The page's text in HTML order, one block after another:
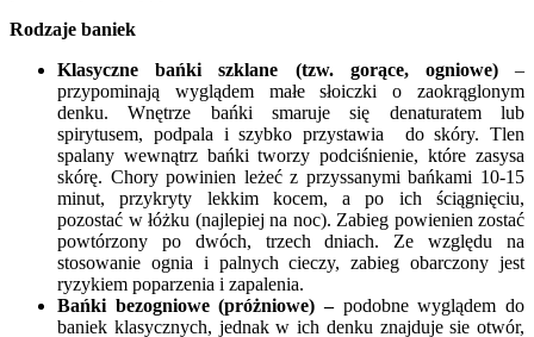
Rodzaje baniek
Klasyczne bańki szklane (tzw. gorące, ogniowe) –
przypominają wyglądem małe słoiczki o zaokrąglonym
denku. Wnętrze bańki smaruje się denaturatem lub
spirytusem, podpala i szybko przystawia do skóry. Tlen
spalany wewnątrz bańki tworzy podciśnienie, które zasysa
skórę. Chory powinien leżeć z przyssanymi bańkami 10-15
minut, przykryty lekkim kocem, a po ich ściągnięciu,
pozostać w łóżku (najlepiej na noc). Zabieg powienien zostać
powtórzony po dwóch, trzech dniach. Ze względu na
stosowanie ognia i palnych cieczy, zabieg obarczony jest
ryzykiem poparzenia i zapalenia.
Bańki bezogniowe (próżniowe) – podobne wyglądem do
baniek klasycznych, jednak w ich denku znajduje sie otwór,